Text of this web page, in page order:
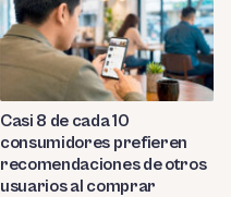
Casi 8 de cada 10
consumidores prefieren
recomendaciones de otros
usuarios al comprar